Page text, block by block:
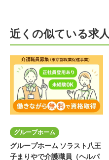
近くの似ている求人
グループホーム
グループホーム ソラスト八王
子まりやで介護職員（ヘルパ